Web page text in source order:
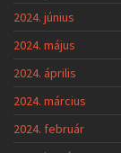
2024. június
2024. május
2024. április
2024. március
2024. február